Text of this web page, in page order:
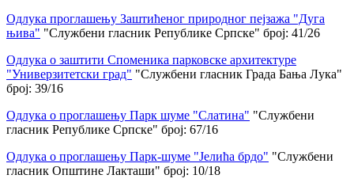
Одлука проглашењу Заштићеног природног пејзажа "Дуга
њива" "Службени гласник Републике Српске" број: 41/26
Одлука о заштити Споменика парковске архитектуре
"Универзитетски град" "Службени гласник Града Бања Лука"
број: 39/16
Одлука о проглашењу Парк шуме "Слатина" "Службени
гласник Републике Српске" број: 67/16
Одлука о проглашењу Парк-шуме "Јелића брдо" "Службени
гласник Општине Лакташи" број: 10/18